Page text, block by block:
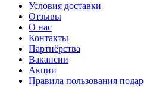
Условия доставки
Отзывы
О нас
Контакты
Партнёрства
Вакансии
Акции
Правила пользования